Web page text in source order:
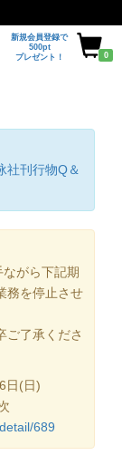
新規会員登録で
500pt
プレゼント！
0
社刊行物Q＆
がら下記期
務を停止させ
ご了承くださ
日(日)
689